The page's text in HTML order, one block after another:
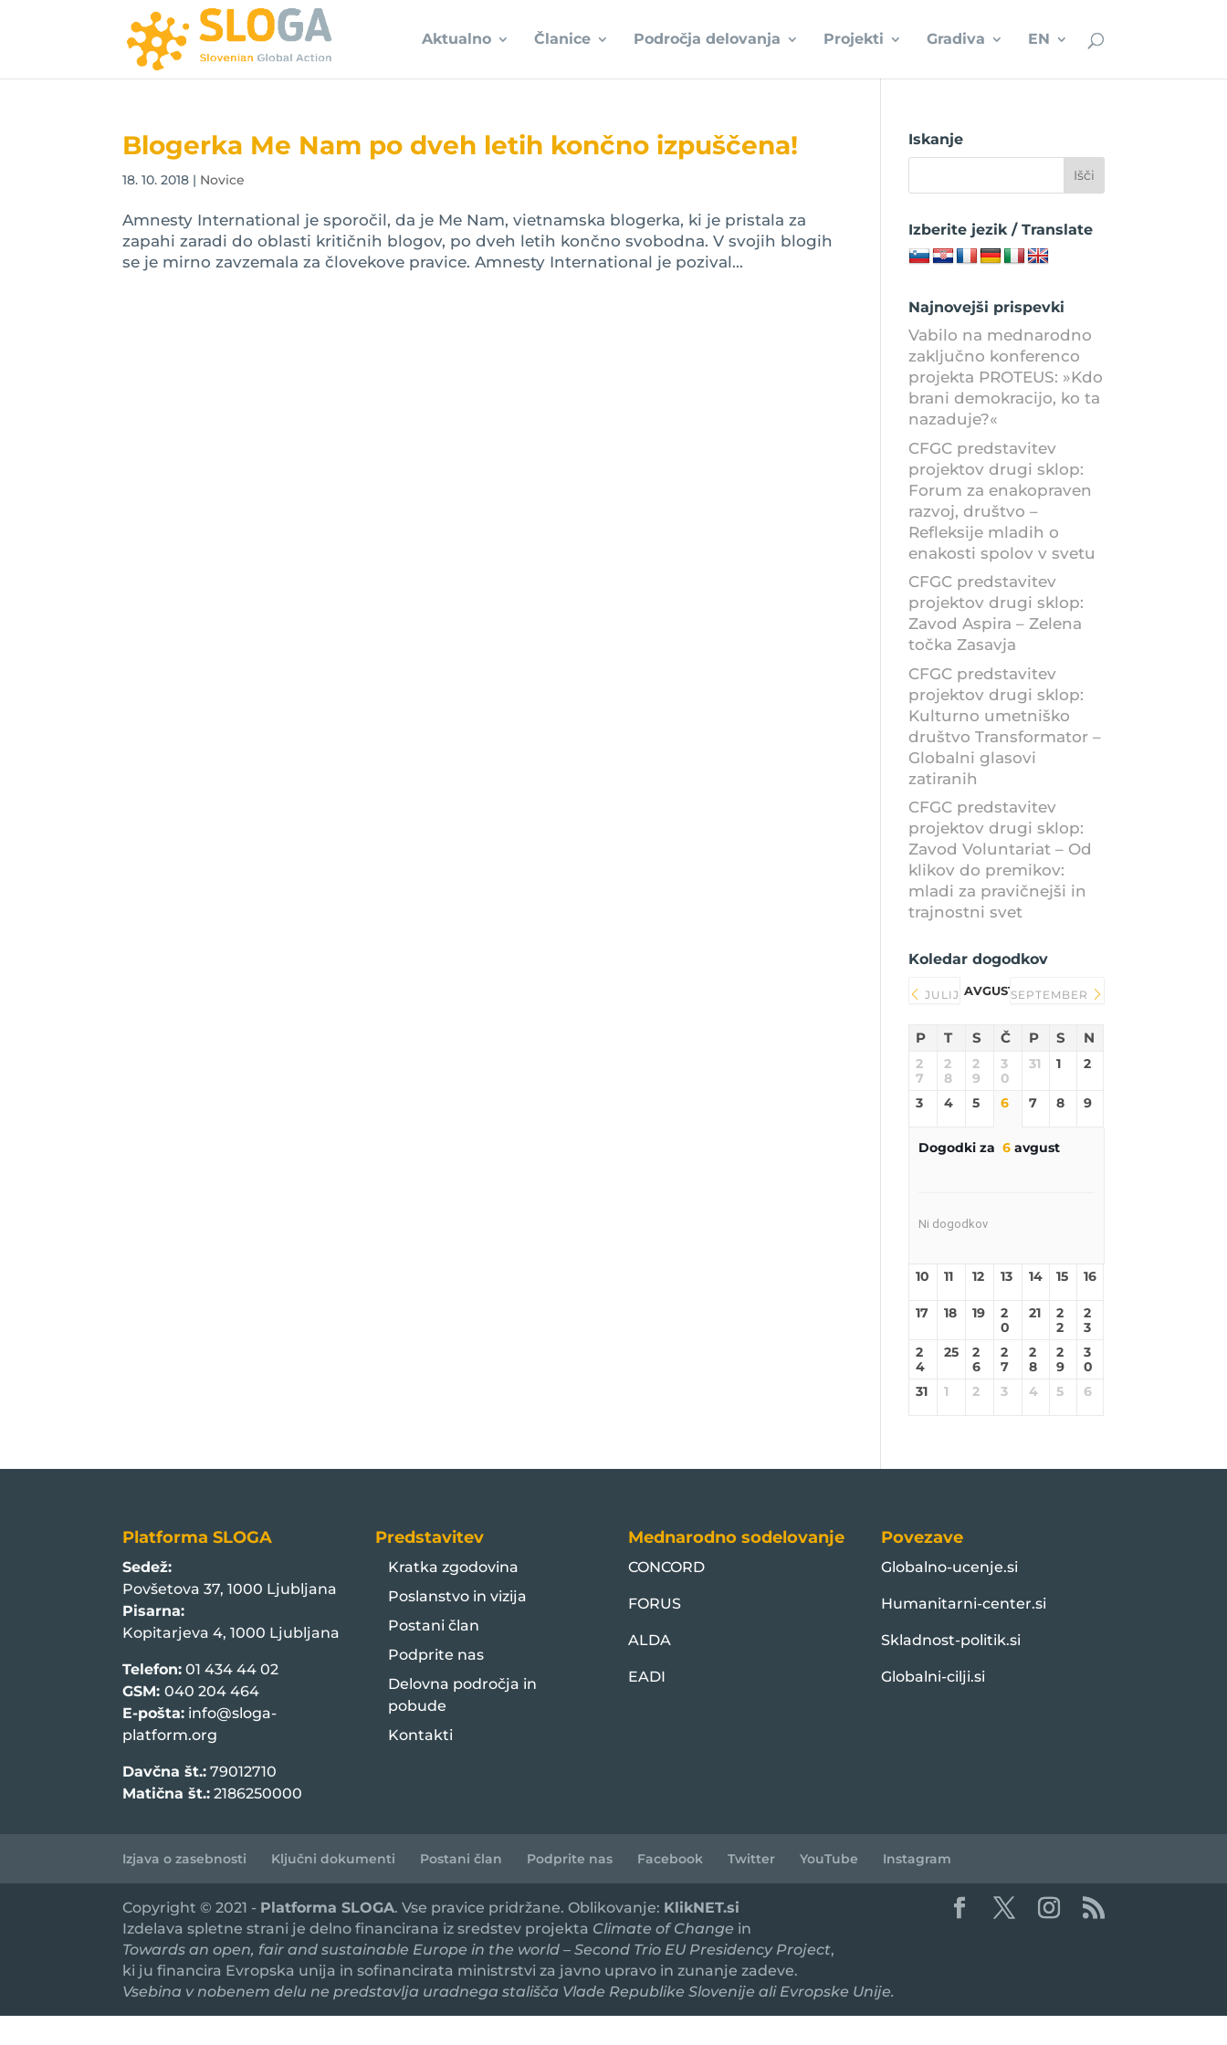
Aktualno Članice Področja delovanja Projekti Gradiva EN
Blogerka Me Nam po dveh letih končno izpuščena!
18. 10. 2018 | Novice
Amnesty International je sporočil, da je Me Nam, vietnamska blogerka, ki je pristala za
zapahi zaradi do oblasti kritičnih blogov, po dveh letih končno svobodna. V svojih blogih
se je mirno zavzemala za človekove pravice. Amnesty International je pozival...
Iskanje
Izberite jezik / Translate
Najnovejši prispevki
Vabilo na mednarodno
zaključno konferenco
projekta PROTEUS: »Kdo
brani demokracijo, ko ta
nazaduje?«
CFGC predstavitev
projektov drugi sklop:
Forum za enakopraven
razvoj, društvo –
Refleksije mladih o
enakosti spolov v svetu
CFGC predstavitev
projektov drugi sklop:
Zavod Aspira – Zelena
točka Zasavja
CFGC predstavitev
projektov drugi sklop:
Kulturno umetniško
društvo Transformator –
Globalni glasovi
zatiranih
CFGC predstavitev
projektov drugi sklop:
Zavod Voluntariat – Od
klikov do premikov:
mladi za pravičnejši in
trajnostni svet
Koledar dogodkov
JULIJ AVGUST 2026SEPTEMBER
P T S Č P S N
2
7
2
8
2
9
3
0
31 1 2
3 4 5 6 7 8 9
Dogodki za 6avgust
Ni dogodkov
10 11 12 13 14 15 16
17 18 19
2
0
21
2
2
2
3
2
4
25
2
6
2
7
2
8
2
9
3
0
31
1 2 3 4 5 6
Platforma SLOGA
Sedež:
Povšetova 37, 1000 Ljubljana
Pisarna:
Kopitarjeva 4, 1000 Ljubljana
Telefon: 01 434 44 02
GSM:040 204 464
E-pošta: info@sloga-
platform.org
Davčna št.: 79012710
Matična št.: 2186250000
Predstavitev
Kratka zgodovina
Poslanstvo in vizija
Postani član
Podprite nas
Delovna področja in
pobude
Kontakti
Mednarodno sodelovanje
CONCORD
FORUS
ALDA
EADI
Povezave
Globalno-ucenje.si
Humanitarni-center.si
Skladnost-politik.si
Globalni-cilji.si
Izjava o zasebnosti Ključni dokumenti Postani član Podprite nas Facebook Twitter YouTube Instagram
Copyright © 2021 - Platforma SLOGA. Vse pravice pridržane. Oblikovanje: KlikNET.si
Izdelava spletne strani je delno financirana iz sredstev projekta Climate of Change in
Towards an open, fair and sustainable Europe in the world – Second Trio EU Presidency Project,
ki ju financira Evropska unija in sofinancirata ministrstvi za javno upravo in zunanje zadeve.
Vsebina v nobenem delu ne predstavlja uradnega stališča Vlade Republike Slovenije ali Evropske Unije.